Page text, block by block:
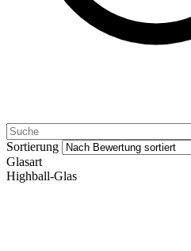
Sortierung
Glasart
Highball-Glas